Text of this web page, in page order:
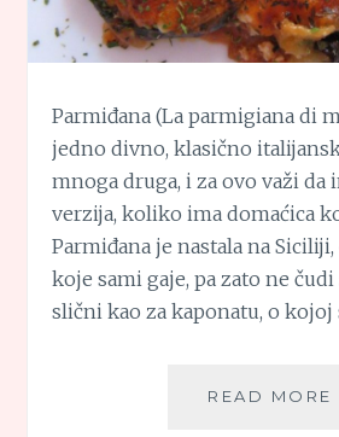
Parmiđana (La parmigiana di
jedno divno, klasično
mnoga druga, i za ovo važi da
verzija, koliko ima domaćica
Parmiđana je nastala na
koje sami gaje, pa zato ne
slični kao za kaponatu, o kojoj
READ MORE